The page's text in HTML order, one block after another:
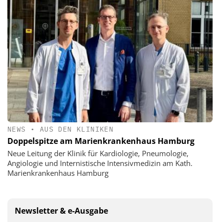
NEWS • AUS DEN KLINIKEN
Doppelspitze am Marienkrankenhaus Hamburg
Neue Leitung der Klinik für Kardiologie, Pneumologie,
Angiologie und Internistische Intensivmedizin am Kath.
Marienkrankenhaus Hamburg
Newsletter & e-Ausgabe